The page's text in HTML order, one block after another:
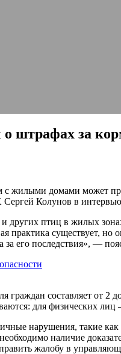
штрафах за
жилыми домами может
Колунов в интервью
и других птиц в жилых
практика существует,
за его последствия», —
граждан составляет
для физических лиц
нарушения, такие
наличие
жалобу в